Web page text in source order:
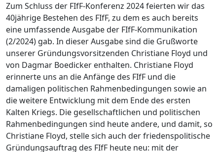
Zum Schluss der FIfF-Konferenz 2024 feierten wir das
40jährige Bestehen des FIfF, zu dem es auch bereits
eine umfassende Ausgabe der FIfF-Kommunikation
(2/2024) gab. In dieser Ausgabe sind die Grußworte
unserer Gründungsvorsitzenden Christiane Floyd und
von Dagmar Boedicker enthalten. Christiane Floyd
erinnerte uns an die Anfänge des FIfF und die
damaligen politischen Rahmenbedingungen sowie an
die weitere Entwicklung mit dem Ende des ersten
Kalten Kriegs. Die gesellschaftlichen und politischen
Rahmenbedingungen sind heute andere, und damit, so
Christiane Floyd, stelle sich auch der friedenspolitische
Gründungsauftrag des FIfF heute neu: mit der